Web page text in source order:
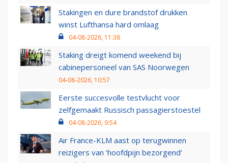
Stakingen en dure brandstof drukken
winst Lufthansa hard omlaag
04-08-2026, 11:38
Staking dreigt komend weekend bij
cabinepersoneel van SAS Noorwegen
04-08-2026, 10:57
Eerste succesvolle testvlucht voor
zelfgemaakt Russisch passagierstoestel
04-08-2026, 9:54
Air France-KLM aast op terugwinnen
reizigers van ‘hoofdpijn bezorgend’